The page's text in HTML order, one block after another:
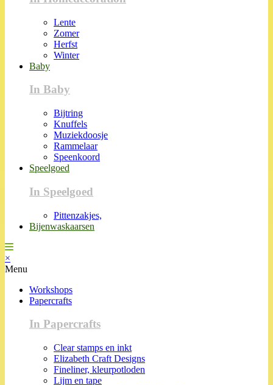
Lente
Zomer
Herfst
Winter
Baby
In Baby
Bijtring
Knuffels
Muziekdoosje
Rammelaar
Speenkoord
Speelgoed
In Speelgoed
Pittenzakjes,
Bijenwaskaarsen
×
Menu
Workshops
Papercrafts
In Papercrafts
Clear stamps en inkt
Elizabeth Craft Designs
Fineliner, kleurpotloden
Lijm en tape